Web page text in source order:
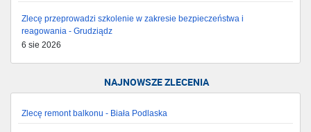
Zlecę przeprowadzi szkolenie w zakresie bezpieczeństwa i
reagowania - Grudziądz
6 sie 2026
NAJNOWSZE ZLECENIA
Zlecę remont balkonu - Biała Podlaska